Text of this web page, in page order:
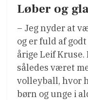
Løber og
– Jeg nyder at
og er fuld af
årige Leif Kruse.
således været
volleyball, hvor
børn og unge i